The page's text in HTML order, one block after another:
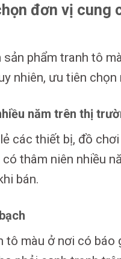
đơn vị cung
sản phẩm tranh tô
nhiên, ưu tiên
năm trên thị
các thiết bị, đồ
thâm niên nhiều
bán.
tô màu ở nơi có